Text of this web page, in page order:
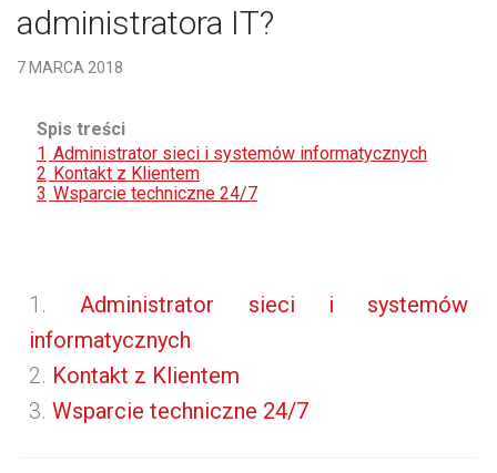
administratora IT?
7 MARCA 2018
Spis treści
1 Administrator sieci i systemów informatycznych
2 Kontakt z Klientem
3 Wsparcie techniczne 24/7
Administrator sieci i systemów
informatycznych
Kontakt z Klientem
Wsparcie techniczne 24/7